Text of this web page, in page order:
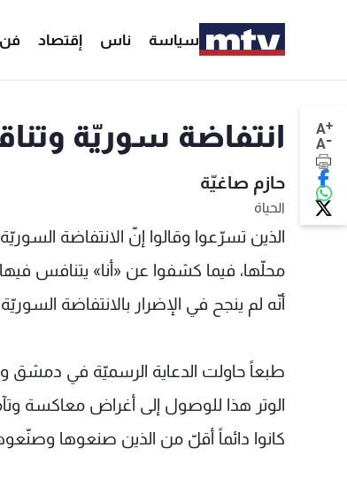
سياسة ناس إقتصاد فن
A+
A- انتفاضة سوريّة
حازم صاغيّة
الحياة
محلّها، فيما كشفوا عن «أنا» يتنافس
أنّه لم ينجح في الإضرار بالانتفاضة
طبعاً حاولت الدعاية الرسميّة في دمشق
الوتر هذا للوصول إلى أغراض معاكسة
كانوا دائماً أقلّ من الذين صنعوها